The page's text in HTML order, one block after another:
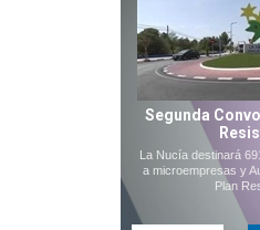
Segunda
La Nucía destinará
a microempresas y
Plan